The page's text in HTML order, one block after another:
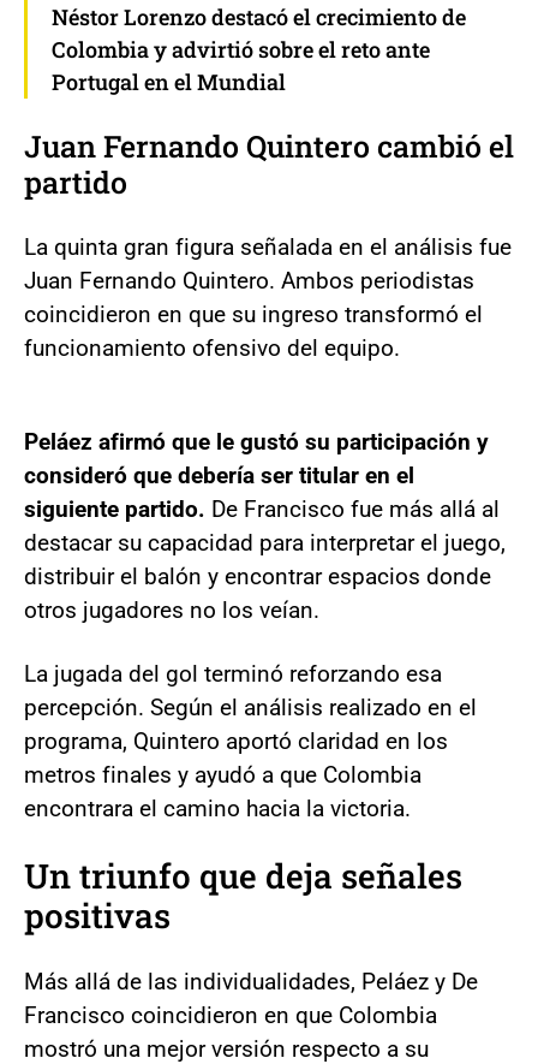
Néstor Lorenzo destacó el crecimiento de
Colombia y advirtió sobre el reto ante
Portugal en el Mundial
Juan Fernando Quintero cambió el
partido
La quinta gran figura señalada en el análisis fue
Juan Fernando Quintero. Ambos periodistas
coincidieron en que su ingreso transformó el
funcionamiento ofensivo del equipo.
Peláez afirmó que le gustó su participación y
consideró que debería ser titular en el
siguiente partido. De Francisco fue más allá al
destacar su capacidad para interpretar el juego,
distribuir el balón y encontrar espacios donde
otros jugadores no los veían.
La jugada del gol terminó reforzando esa
percepción. Según el análisis realizado en el
programa, Quintero aportó claridad en los
metros finales y ayudó a que Colombia
encontrara el camino hacia la victoria.
Un triunfo que deja señales
positivas
Más allá de las individualidades, Peláez y De
Francisco coincidieron en que Colombia
mostró una mejor versión respecto a su